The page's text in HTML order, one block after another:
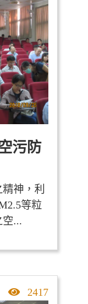
污防
神，利
等粒
空...
點擊率
2417